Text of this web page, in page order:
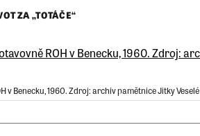
ZA „TOTÁČE“
v Benecku, 1960. Zdroj: archiv pamětnice Jitky Veselé